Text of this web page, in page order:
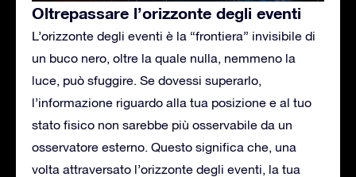
Oltrepassare l’orizzonte degli eventi
L’orizzonte degli eventi è la “frontiera” invisibile di
un buco nero, oltre la quale nulla, nemmeno la
luce, può sfuggire. Se dovessi superarlo,
l’informazione riguardo alla tua posizione e al tuo
stato fisico non sarebbe più osservabile da un
osservatore esterno. Questo significa che, una
volta attraversato l’orizzonte degli eventi, la tua